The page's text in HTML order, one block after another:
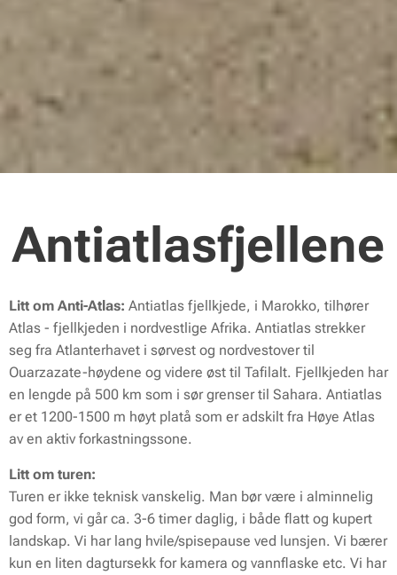
Antiatlasfjellene
Litt om Anti-Atlas: Antiatlas fjellkjede, i Marokko, tilhører
Atlas - fjellkjeden i nordvestlige Afrika. Antiatlas strekker
seg fra Atlanterhavet i sørvest og nordvestover til
Ouarzazate-høydene og videre øst til Tafilalt. Fjellkjeden har
en lengde på 500 km som i sør grenser til Sahara. Antiatlas
er et 1200-1500 m høyt platå som er adskilt fra Høye Atlas
av en aktiv forkastningssone.
Litt om turen:
Turen er ikke teknisk vanskelig. Man bør være i alminnelig
god form, vi går ca. 3-6 timer daglig, i både flatt og kupert
landskap. Vi har lang hvile/spisepause ved lunsjen. Vi bærer
kun en liten dagtursekk for kamera og vannflaske etc. Vi har